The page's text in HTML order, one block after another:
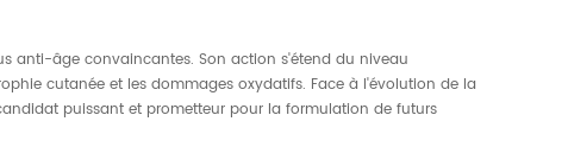
anti-âge convaincantes. Son action s'étend du niveau
cutanée et les dommages oxydatifs. Face à l'évolution de la
puissant et prometteur pour la formulation de futurs